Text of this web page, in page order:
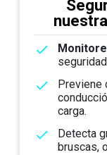
Previene
carga.
Detecta
bruscas,